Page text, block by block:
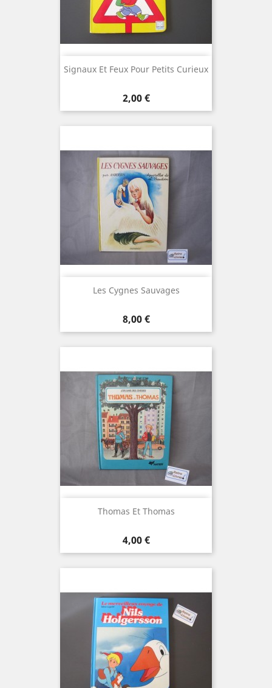
Signaux Et Feux Pour Petits Curieux
Prix
2,00 €
Les Cygnes Sauvages
Prix
8,00 €
Thomas Et Thomas
Prix
4,00 €